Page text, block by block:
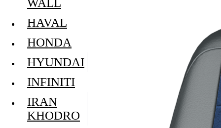
WALL
HAVAL
HONDA
HYUNDAI
INFINITI
IRAN
KHODRO